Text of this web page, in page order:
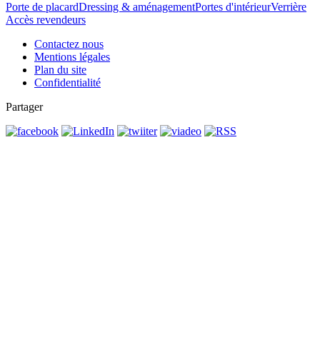
Porte de placardDressing & aménagementPortes d'intérieurVerrière
Accès revendeurs
Contactez nous
Mentions légales
Plan du site
Confidentialité
Partager